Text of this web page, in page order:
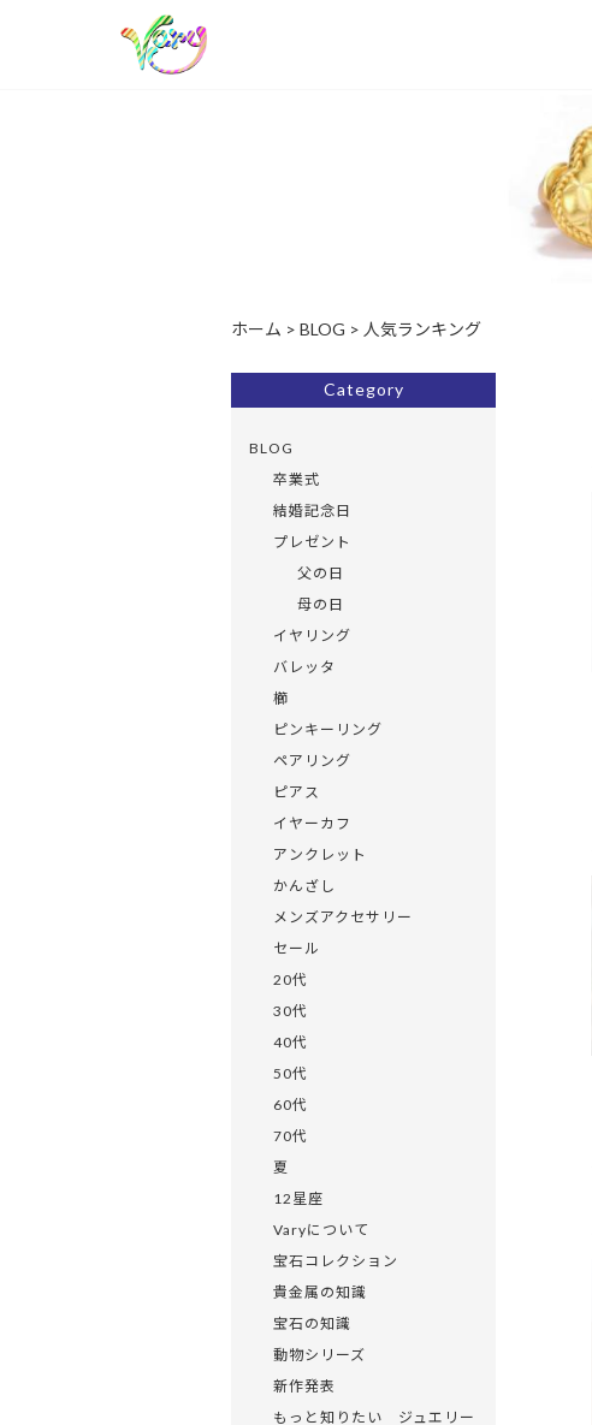
ホーム > BLOG > 人気ランキング
Category
BLOG
卒業式
結婚記念日
プレゼント
父の日
母の日
イヤリング
バレッタ
櫛
ピンキーリング
ペアリング
ピアス
イヤーカフ
アンクレット
かんざし
メンズアクセサリー
セール
20代
30代
40代
50代
60代
70代
夏
12星座
Varyについて
宝石コレクション
貴金属の知識
宝石の知識
動物シリーズ
新作発表
もっと知りたい ジュエリー